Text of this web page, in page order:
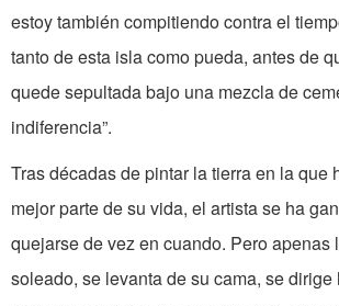
estoy también compitiendo contra el
tanto de esta isla como pueda, antes de
quede sepultada bajo una mezcla de
indiferencia”.
Tras décadas de pintar la tierra en la que
mejor parte de su vida, el artista se ha
quejarse de vez en cuando. Pero apenas
soleado, se levanta de su cama, se